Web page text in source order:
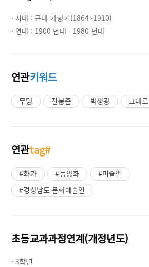
· 시대 :근대-개항기(1864~1910)
· 연대 : 1900 년대 - 1980 년대
연관키워드
무당 전봉준 박생광 그대로
연관tag#
#화가 #동양화
#미술인
#경상남도 문화예술인
초등교과과정연계(개정년도)
· 3학년